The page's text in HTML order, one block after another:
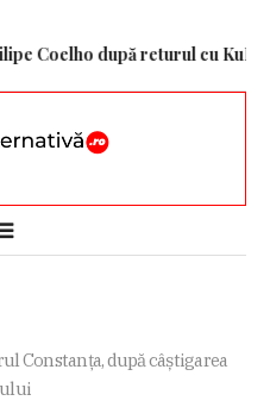
după returul cu KuPS
Constanța, după câștigarea